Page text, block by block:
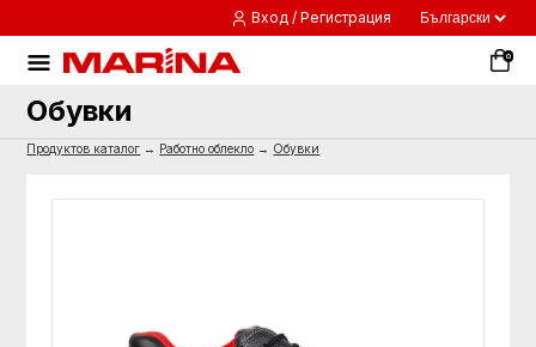
Вход / Регистрация
0
Обувки
Продуктов каталог → Работно облекло → Обувки